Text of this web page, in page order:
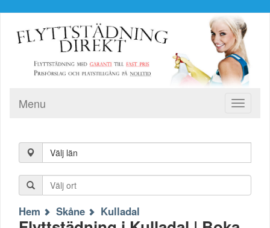
Toggle
Menu
Välj län
Hem Skåne Kulladal